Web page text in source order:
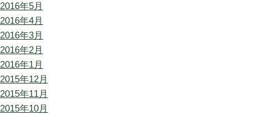
2016年5月
2016年4月
2016年3月
2016年2月
2016年1月
2015年12月
2015年11月
2015年10月